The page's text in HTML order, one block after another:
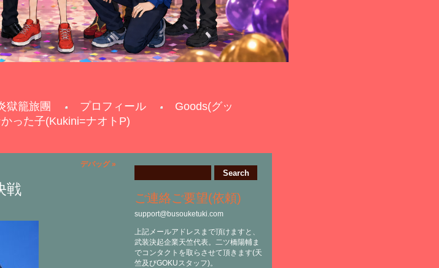
獄籠旅團 プロフィール
Goods(グッ
った子(Kukini=ナオトP)
デバッグ»
戦
ご連絡ご要望(依頼)
support@busouketuki.com
上記メールアドレスまで頂けますと、
武装決起企業天竺代表。二ツ橋陽輔ま
でコンタクトを取らさせて頂きます(天
竺及びGOKUスタッフ)。